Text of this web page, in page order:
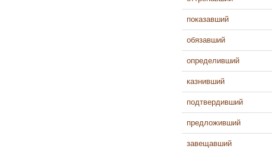
показавший
обязавший
определивший
казнивший
подтвердивший
предложивший
завещавший